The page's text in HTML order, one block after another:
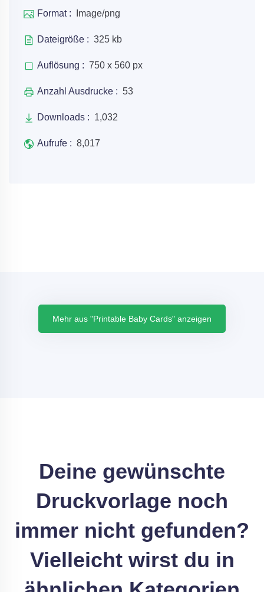
Format : Image/png
Dateigröße : 325 kb
Auflösung : 750 x 560 px
Anzahl Ausdrucke : 53
Downloads : 1,032
Aufrufe : 8,017
Mehr aus "Printable Baby Cards" anzeigen
Deine gewünschte
Druckvorlage noch
immer nicht gefunden?
Vielleicht wirst du in